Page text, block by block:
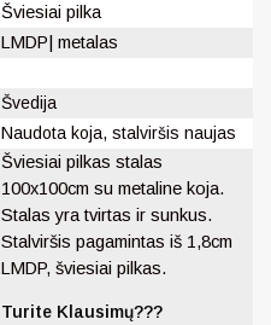
Šviesiai pilka
LMDP| metalas
Švedija
Naudota koja, stalviršis naujas
Šviesiai pilkas stalas
100x100cm su metaline koja.
Stalas yra tvirtas ir sunkus.
Stalviršis pagamintas iš 1,8cm
LMDP, šviesiai pilkas.
Turite Klausimų???